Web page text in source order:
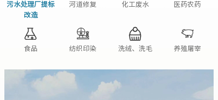
污水处理厂提标
改造
河道修复 化工废水 医药农药
食品 纺织印染 洗绒、洗毛 养殖屠宰